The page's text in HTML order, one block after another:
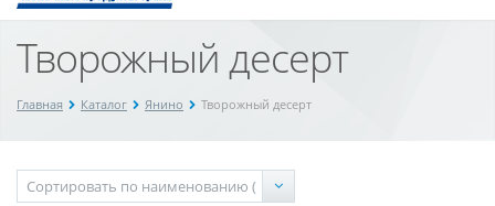
Творожный десерт
Главная Каталог Янино Творожный десерт